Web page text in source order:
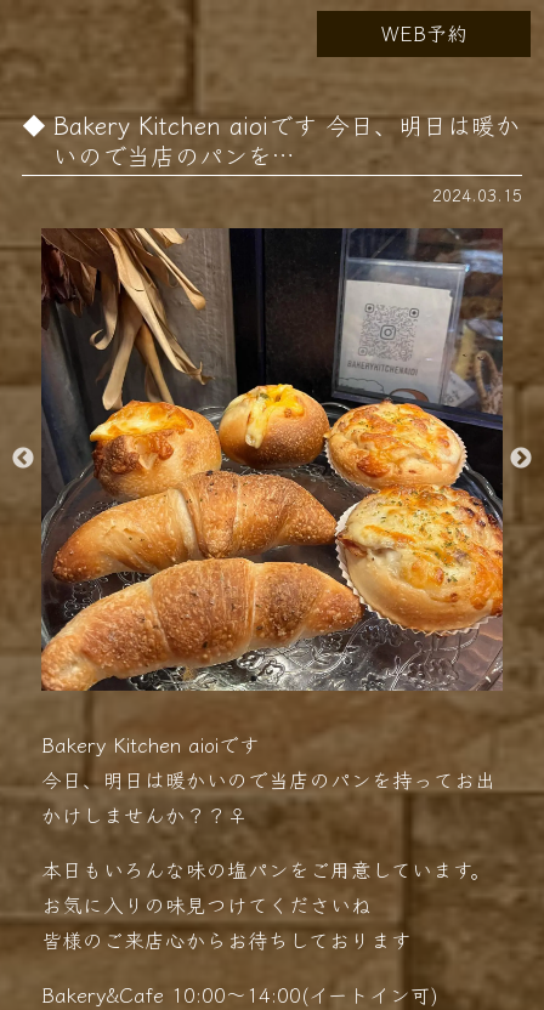
WEB予約
Bakery Kitchen aioiです 今日、明日は暖か
いので当店のパンを…
2024.03.15
Bakery Kitchen aioiです
今日、明日は暖かいので当店のパンを持ってお出
かけしませんか？？‍♀️
本日もいろんな味の塩パンをご用意しています。
お気に入りの味見つけてくださいね
皆様のご来店心からお待ちしております
️Bakery&Cafe 10:00〜14:00(イートイン可)